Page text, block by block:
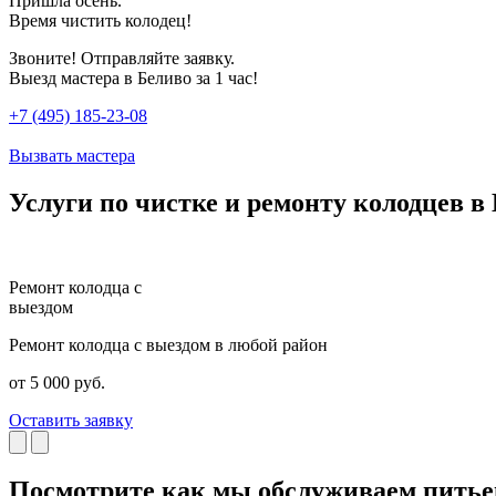
Время чистить колодец!
Звоните! Отправляйте заявку.
Выезд мастера в Беливо за 1 час!
+7 (495) 185-23-08
Вызвать мастера
Услуги по чистке и ремонту колодцев в
Ремонт колодца с
выездом
Ремонт колодца с выездом в любой район
от 5 000 руб.
Оставить заявку
Посмотрите как мы обслуживаем